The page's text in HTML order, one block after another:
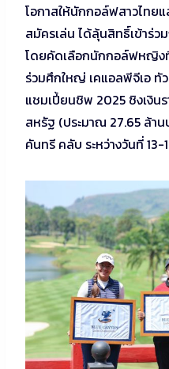
โอกาสให้นักกอล์ฟสาวไทย
สมัครเล่น ได้ลุ้นสิทธิ์เข้าร่ว
โดยคัดเลือกนักกอล์ฟหญิง
ร่วมศึกใหญ่ เคแอลพีจีเอ ทั
แชมเปี้ยนชิพ 2025 ชิงเงิน
สหรัฐ (ประมาณ 27.65 ล้า
คันทรี คลับ ระหว่างวันที่